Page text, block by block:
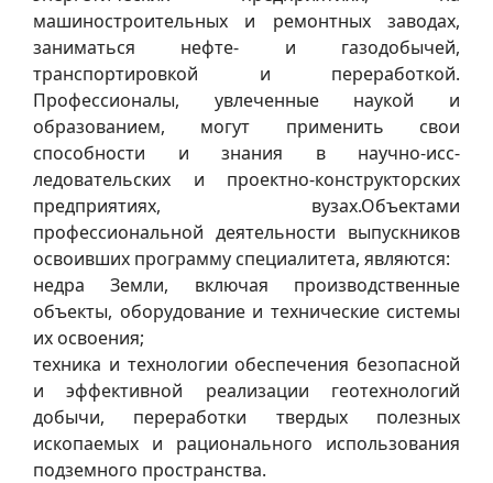
машиностроительных и ремонтных заводах,
заниматься нефте- и газодобычей,
транспортировкой и переработкой.
Профессионалы, увлеченные наукой и
образованием, могут применить свои
способности и знания в научно-исс-
ледовательских и проектно-конструкторских
предприятиях, вузах.Объектами
профессиональной деятельности выпускников
освоивших программу специалитета, являются:
недра Земли, включая производственные
объекты, оборудование и технические системы
их освоения;
техника и технологии обеспечения безопасной
и эффективной реализации геотехнологий
добычи, переработки твердых полезных
ископаемых и рационального использования
подземного пространства.